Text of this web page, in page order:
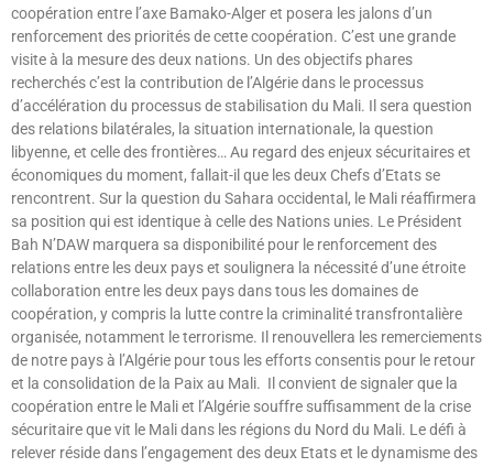
coopération entre l’axe Bamako-Alger et posera les jalons d’un
renforcement des priorités de cette coopération. C’est une grande
visite à la mesure des deux nations. Un des objectifs phares
recherchés c’est la contribution de l’Algérie dans le processus
d’accélération du processus de stabilisation du Mali. Il sera question
des relations bilatérales, la situation internationale, la question
libyenne, et celle des frontières… Au regard des enjeux sécuritaires et
économiques du moment, fallait-il que les deux Chefs d’Etats se
rencontrent. Sur la question du Sahara occidental, le Mali réaffirmera
sa position qui est identique à celle des Nations unies. Le Président
Bah N’DAW marquera sa disponibilité pour le renforcement des
relations entre les deux pays et soulignera la nécessité d’une étroite
collaboration entre les deux pays dans tous les domaines de
coopération, y compris la lutte contre la criminalité transfrontalière
organisée, notamment le terrorisme. Il renouvellera les remerciements
de notre pays à l’Algérie pour tous les efforts consentis pour le retour
et la consolidation de la Paix au Mali. Il convient de signaler que la
coopération entre le Mali et l’Algérie souffre suffisamment de la crise
sécuritaire que vit le Mali dans les régions du Nord du Mali. Le défi à
relever réside dans l’engagement des deux Etats et le dynamisme des